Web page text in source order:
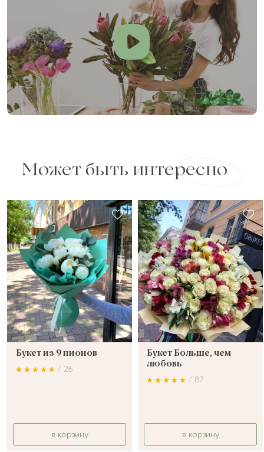
Может быть интересно
Букет из 9 пионов
/ 26
в корзину
Букет Больше, чем
любовь
/ 87
в корзину